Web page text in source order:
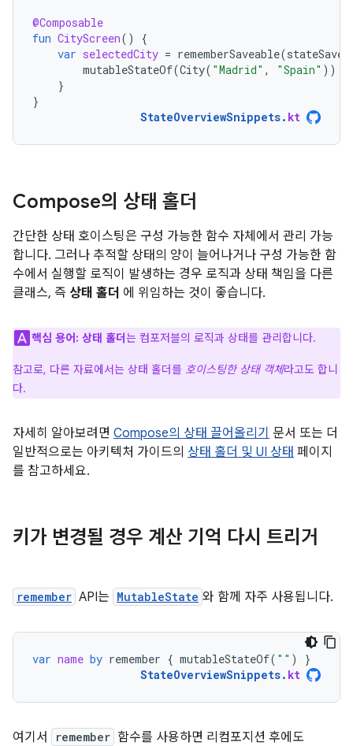
@Composable
fun CityScreen()
{
var selectedCity = rememberSaveable(stateSaver
mutableStateOf(City( "Madrid" , "Spain" ))
}
}
StateOverviewSnippets. kt
Compose의 상태 홀더
간단한 상태 호이스팅은 구성 가능한 함수 자체에서 관리 가능
합니다. 그러나 추적할 상태의 양이 늘어나거나 구성 가능한 함
수에서 실행할 로직이 발생하는 경우 로직과 상태 책임을 다른
클래스, 즉 상태 홀더 에 위임하는 것이 좋습니다.
핵심 용어: 상태 홀더는 컴포저블의 로직과 상태를 관리합니다.
참고로, 다른 자료에서는 상태 홀더를 호이스팅한 상태 객체라고도 합니
다.
자세히 알아보려면 Compose의 상태 끌어올리기 문서 또는 더
일반적으로는 아키텍처 가이드의 상태 홀더 및 UI 상태 페이지
를 참고하세요.
키가 변경될 경우 계산 기억 다시 트리거
remember API는 MutableState 와 함께 자주 사용됩니다.
var name by remember { mutableStateOf( "" )
}
StateOverviewSnippets. kt
여기서 remember 함수를 사용하면 리컴포지션 후에도